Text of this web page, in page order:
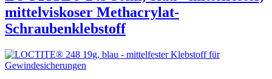
mittelviskoser Methacrylat-
Schraubenklebstoff